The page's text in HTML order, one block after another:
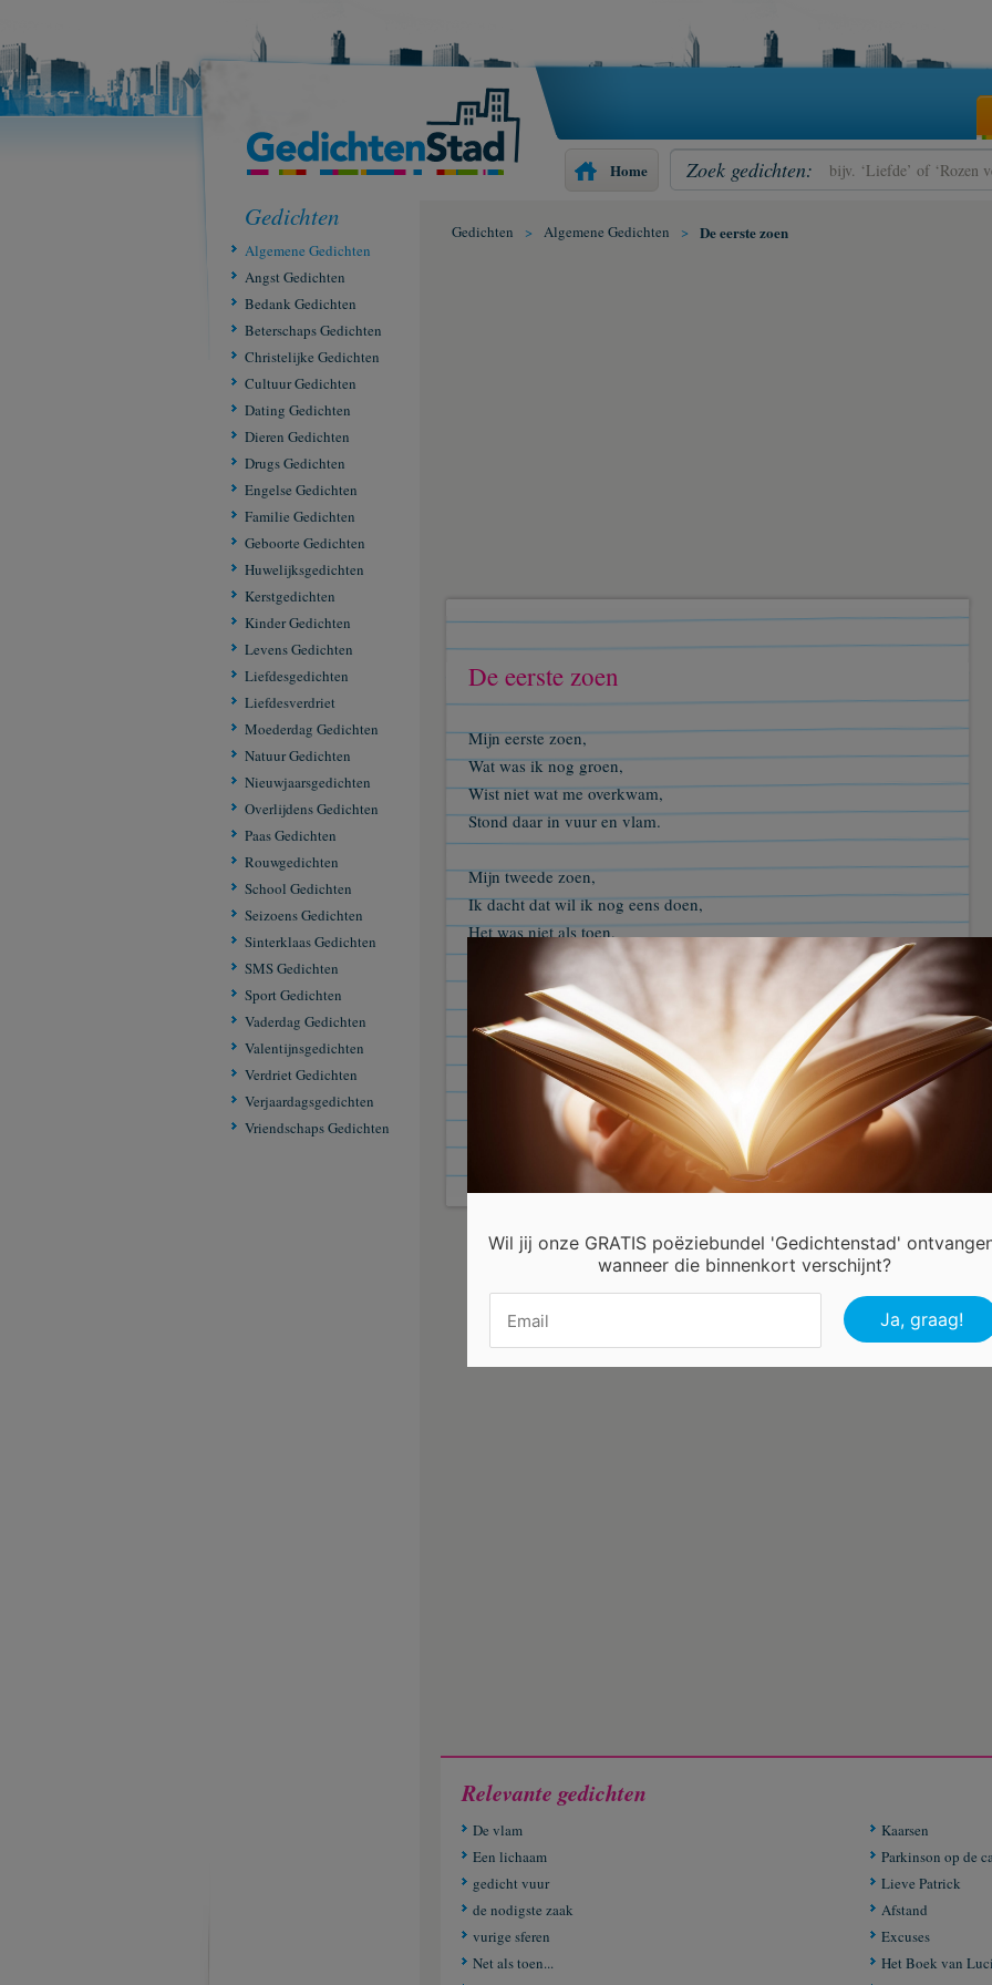
Home Zoek gedichten:
Gedichten
Algemene Gedichten
Angst Gedichten
Bedank Gedichten
Beterschaps Gedichten
Christelijke Gedichten
Cultuur Gedichten
Dating Gedichten
Dieren Gedichten
Drugs Gedichten
Engelse Gedichten
Familie Gedichten
Geboorte Gedichten
Huwelijksgedichten
Kerstgedichten
Kinder Gedichten
Levens Gedichten
Liefdesgedichten
Liefdesverdriet
Moederdag Gedichten
Natuur Gedichten
Nieuwjaarsgedichten
Overlijdens Gedichten
Paas Gedichten
Rouwgedichten
School Gedichten
Seizoens Gedichten
Sinterklaas Gedichten
SMS Gedichten
Sport Gedichten
Vaderdag Gedichten
Valentijnsgedichten
Verdriet Gedichten
Verjaardagsgedichten
Vriendschaps Gedichten
Gedichten > Algemene Gedichten > De eerste zoen
De eerste zoen
Mijn eerste zoen,
Wat was ik nog groen,
Wist niet wat me overkwam,
Stond daar in vuur en vlam.
Mijn tweede zoen,
Ik dacht dat wil ik nog eens doen,
Het was niet als toen,
Was beter, maar nog steeds was ik groen,
Bij mijn derde zoen,
Bleef ik maar herhalen,
Trilling ging door mijn lichaam,
En de rest kun je wel raden.
Relevante gedichten
De vlam
Een lichaam
gedicht vuur
de nodigste zaak
vurige sferen
Net als toen...
Kaarsen
Parkinson op de
Lieve Patrick
Afstand
Excuses
Het Boek van
Wil jij onze GRATIS poëziebundel 'Gedichtenstad'
wanneer die binnenkort verschijnt?